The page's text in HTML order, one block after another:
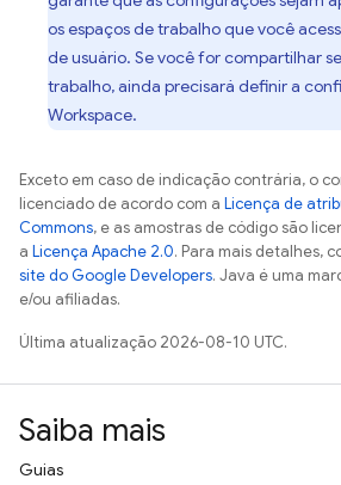
os espaços de trabalho que você
de usuário. Se você for compartilhar
trabalho, ainda precisará definir a
Workspace.
Exceto em caso de indicação contrária, o
licenciado de acordo com a Licença de
Commons, e as amostras de código são
a Licença Apache 2.0. Para mais detalhes,
site do Google Developers. Java é uma
e/ou afiliadas.
Última atualização 2026-08-10 UTC.
Saiba mais
Guias